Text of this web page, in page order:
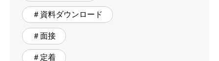
＃資料ダウンロード
＃面接
＃定着